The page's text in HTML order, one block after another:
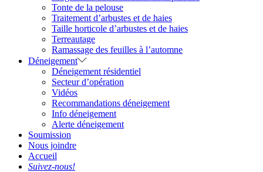
Tonte de la pelouse
Traitement d’arbustes et de haies
Taille horticole d’arbustes et de haies
Terreautage
Ramassage des feuilles à l’automne
Déneigement
Déneigement résidentiel
Secteur d’opération
Vidéos
Recommandations déneigement
Info déneigement
Alerte déneigement
Soumission
Nous joindre
Accueil
Suivez-nous!